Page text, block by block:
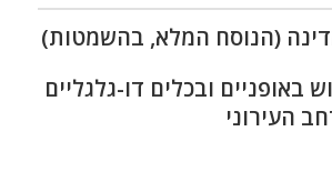
(הנוסח המלא, בהשמטות)
באופניים ובכלים דו-גלגליים
העירוני